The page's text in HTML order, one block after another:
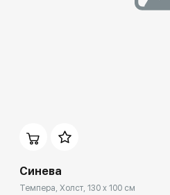
Синева
Темпера, Холст, 130 x 100 см